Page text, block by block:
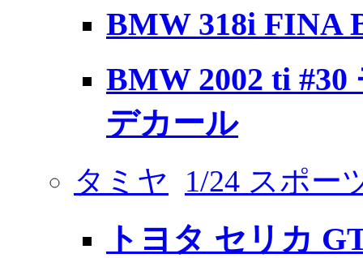
BMW 318i FINA
BMW 2002 ti #30
デカール
タミヤ 1/24 スポー
トヨタ セリカ